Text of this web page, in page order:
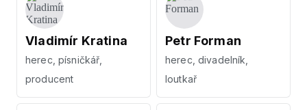
Vladimír Kratina
herec, písničkář,
producent
Petr Forman
herec, divadelník,
loutkař